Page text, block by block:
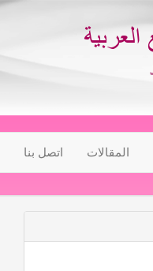
المقالات اتصل بنا